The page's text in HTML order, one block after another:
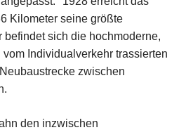
Kilometer seine größte
befindet sich die hochmoderne,
Individualverkehr trassierten
zwischen
den inzwischen